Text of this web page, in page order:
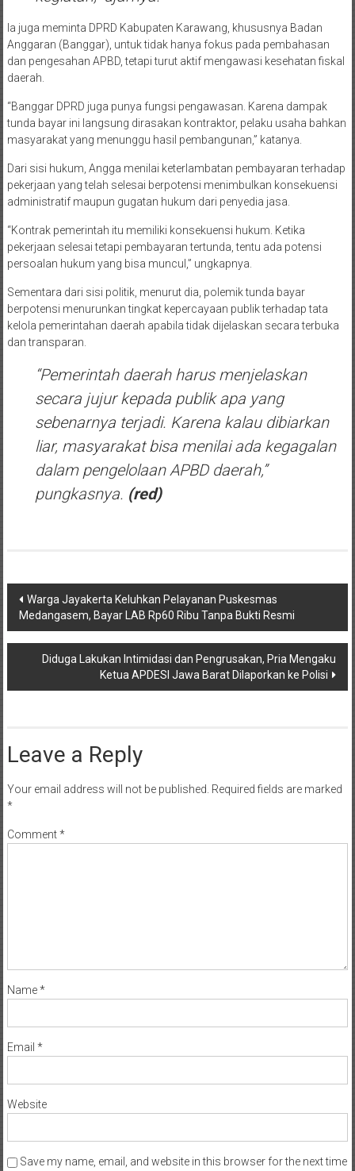
Ia juga meminta DPRD Kabupaten Karawang, khususnya Badan
Anggaran (Banggar), untuk tidak hanya fokus pada pembahasan
dan pengesahan APBD, tetapi turut aktif mengawasi kesehatan fiskal
daerah.
“Banggar DPRD juga punya fungsi pengawasan. Karena dampak
tunda bayar ini langsung dirasakan kontraktor, pelaku usaha bahkan
masyarakat yang menunggu hasil pembangunan,” katanya.
Dari sisi hukum, Angga menilai keterlambatan pembayaran terhadap
pekerjaan yang telah selesai berpotensi menimbulkan konsekuensi
administratif maupun gugatan hukum dari penyedia jasa.
“Kontrak pemerintah itu memiliki konsekuensi hukum. Ketika
pekerjaan selesai tetapi pembayaran tertunda, tentu ada potensi
persoalan hukum yang bisa muncul,” ungkapnya.
Sementara dari sisi politik, menurut dia, polemik tunda bayar
berpotensi menurunkan tingkat kepercayaan publik terhadap tata
kelola pemerintahan daerah apabila tidak dijelaskan secara terbuka
dan transparan.
“Pemerintah daerah harus menjelaskan
secara jujur kepada publik apa yang
sebenarnya terjadi. Karena kalau dibiarkan
liar, masyarakat bisa menilai ada kegagalan
dalam pengelolaan APBD daerah,”
pungkasnya. (red)
Post
navigation
Warga Jayakerta Keluhkan Pelayanan Puskesmas
Medangasem, Bayar LAB Rp60 Ribu Tanpa Bukti Resmi
Diduga Lakukan Intimidasi dan Pengrusakan, Pria Mengaku
Ketua APDESI Jawa Barat Dilaporkan ke Polisi
Leave a Reply
Your email address will not be published. Required fields are marked
*
Comment*
Name*
Email *
Website
Save my name, email, and website in this browser for the next time